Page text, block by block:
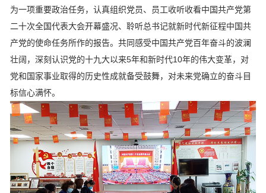
为一项重要政治任务，认真组织党员、员工收听收看中国共产党第
二十次全国代表大会开幕盛况、聆听总书记就新时代新征程中国共
产党的使命任务所作的报告。共同感受中国共产党百年奋斗的波澜
壮阔，深刻认识党的十九大以来5年和新时代10年的伟大变革，对
党和国家事业取得的历史性成就备受鼓舞，对未来党确立的奋斗目
标信心满怀。